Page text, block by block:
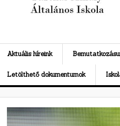
Aktuális híreink
Letölthető dokumentumok